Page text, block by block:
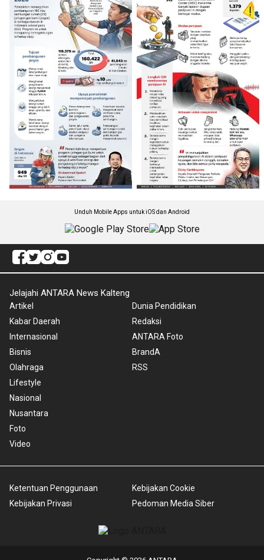
Unduh Mobile Apps untuk iOS dan Android
Jelajahi ANTARA News Kalteng
Artikel
Kabar Daerah
Internasional
Bisnis
Olahraga
Lifestyle
Nasional
Nusantara
Foto
Video
Dunia Pendidikan
Redaksi
ANTARA Foto
BrandA
RSS
Ketentuan Penggunaan
Kebijakan Privasi
Kebijakan Cookie
Pedoman Media Siber